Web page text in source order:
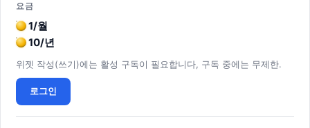
요금
1/월
10/년
위젯 작성(쓰기)에는 활성 구독이 필요합니다, 구독 중에는 무제한.
로그인